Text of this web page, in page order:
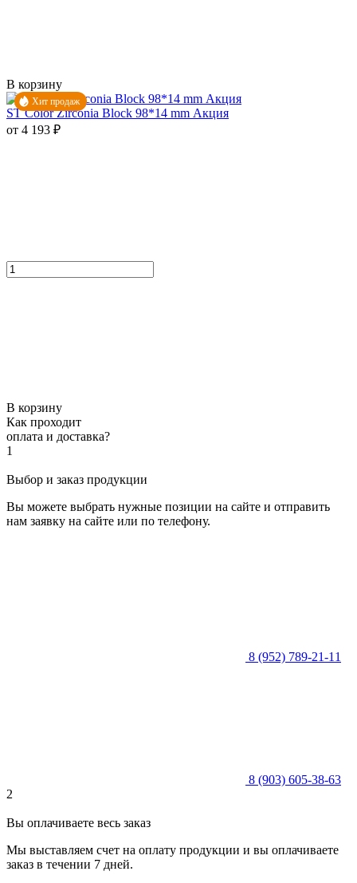
В корзину
Хит продаж
ST Color Zirconia Block 98*14 mm Акция
от 4 193 ₽
В корзину
Как проходит
оплата и доставка?
1
Выбор и заказ продукции
Вы можете выбрать нужные позиции на сайте и отправить
нам заявку на сайте или по телефону.
8 (952) 789-21-11
8 (903) 605-38-63
2
Вы оплачиваете весь заказ
Мы выставляем счет на оплату продукции и вы оплачиваете
заказ в течении 7 дней.